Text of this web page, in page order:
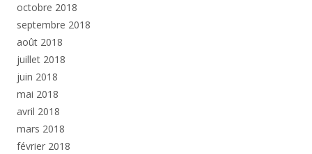
octobre 2018
septembre 2018
août 2018
juillet 2018
juin 2018
mai 2018
avril 2018
mars 2018
février 2018